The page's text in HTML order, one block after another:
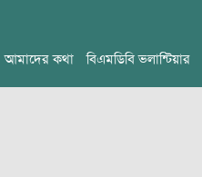
আমাদের কথা বিএমডিবি ভলান্টিয়ার